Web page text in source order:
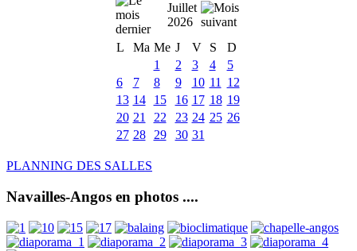
Juillet
2026
L
Ma Me J V S
D
1
2 3 4
5
6
7 8 9 10 11
12
13 14 15 16 17 18 19
20 21 22 23 24 25 26
27 28 29 30 31
PLANNING DES SALLES
Navailles-Angos en photos ....